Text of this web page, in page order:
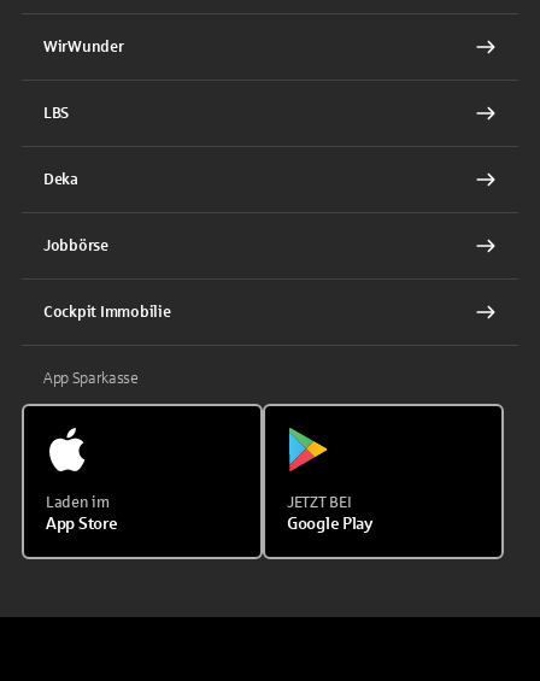
WirWunder
LBS
Deka
Jobbörse
Cockpit Immobilie
App Sparkasse
Laden im
App Store
JETZT BEI
Google Play